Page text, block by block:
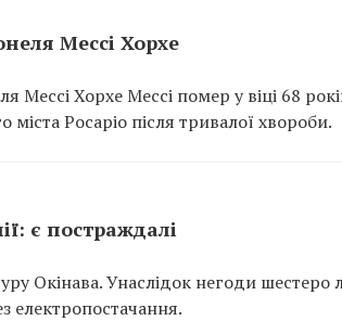
Мессі Хорхе
Мессі Хорхе Мессі помер у віці 68
Росаріо після тривалої хвороби.
є постраждалі
Окінава. Унаслідок негоди
електропостачання.